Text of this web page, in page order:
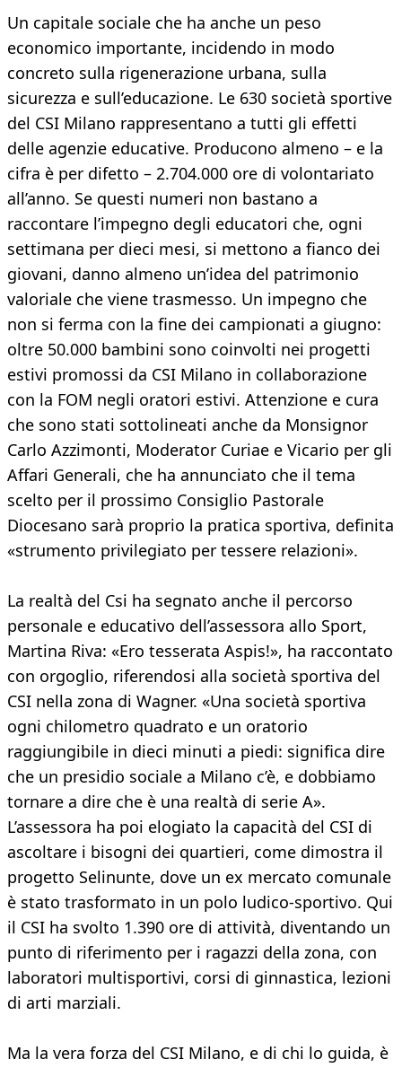
Un capitale sociale che ha anche un peso
economico importante, incidendo in modo
concreto sulla rigenerazione urbana, sulla
sicurezza e sull’educazione. Le 630 società sportive
del CSI Milano rappresentano a tutti gli effetti
delle agenzie educative. Producono almeno – e la
cifra è per difetto – 2.704.000 ore di volontariato
all’anno. Se questi numeri non bastano a
raccontare l’impegno degli educatori che, ogni
settimana per dieci mesi, si mettono a fianco dei
giovani, danno almeno un’idea del patrimonio
valoriale che viene trasmesso. Un impegno che
non si ferma con la fine dei campionati a giugno:
oltre 50.000 bambini sono coinvolti nei progetti
estivi promossi da CSI Milano in collaborazione
con la FOM negli oratori estivi. Attenzione e cura
che sono stati sottolineati anche da Monsignor
Carlo Azzimonti, Moderator Curiae e Vicario per gli
Affari Generali, che ha annunciato che il tema
scelto per il prossimo Consiglio Pastorale
Diocesano sarà proprio la pratica sportiva, definita
«strumento privilegiato per tessere relazioni».
La realtà del Csi ha segnato anche il percorso
personale e educativo dell’assessora allo Sport,
Martina Riva: «Ero tesserata Aspis!», ha raccontato
con orgoglio, riferendosi alla società sportiva del
CSI nella zona di Wagner. «Una società sportiva
ogni chilometro quadrato e un oratorio
raggiungibile in dieci minuti a piedi: significa dire
che un presidio sociale a Milano c’è, e dobbiamo
tornare a dire che è una realtà di serie A».
L’assessora ha poi elogiato la capacità del CSI di
ascoltare i bisogni dei quartieri, come dimostra il
progetto Selinunte, dove un ex mercato comunale
è stato trasformato in un polo ludico-sportivo. Qui
il CSI ha svolto 1.390 ore di attività, diventando un
punto di riferimento per i ragazzi della zona, con
laboratori multisportivi, corsi di ginnastica, lezioni
di arti marziali.
Ma la vera forza del CSI Milano, e di chi lo guida, è